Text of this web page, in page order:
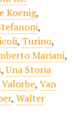
Koenig,
,
, Turino,
Mariani,
,Una Storia
Valorbe, Van
, Walter